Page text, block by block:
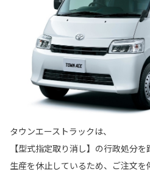
タウンエーストラックは、
【型式指定取り消し】の行政処分を
生産を休止しているため、ご注文